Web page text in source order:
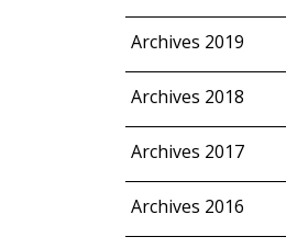
Archives 2019
Archives 2018
Archives 2017
Archives 2016